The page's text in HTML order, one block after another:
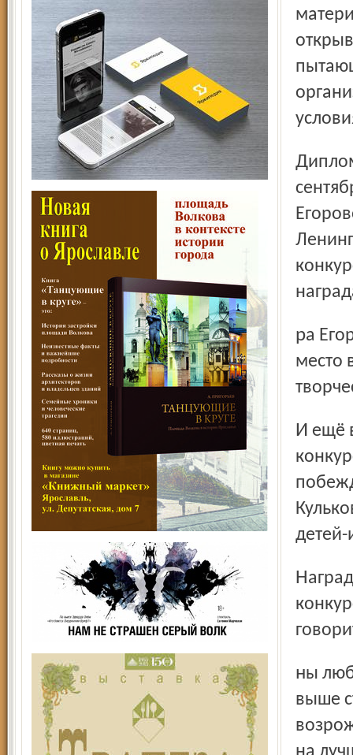
Диплом российского конкурса «Патриот России-2010» в
ра Егорова, а газете в целом было присуждено второе
место
И ещё в одном всероссий-ском профессиональном
Награды получать всегда приятно. А широкий спектр
ны любые темы. Так, Татьяна Егорова помимо названных
выше